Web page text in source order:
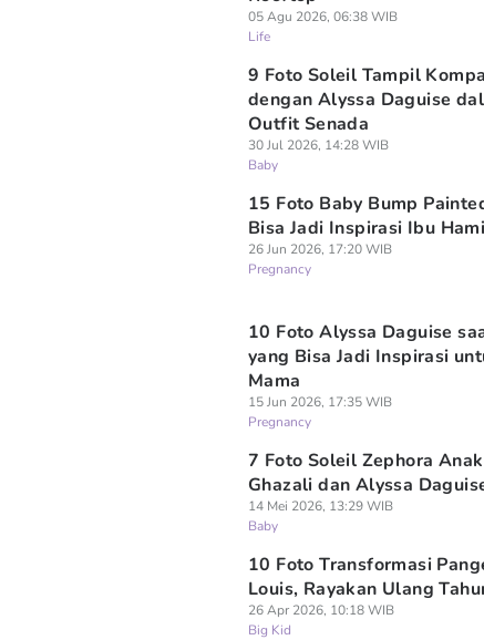
05 Agu 2026, 06:38 WIB
Life
9 Foto Soleil Tampil
dengan Alyssa Daguise
Outfit Senada
30 Jul 2026, 14:28 WIB
Baby
15 Foto Baby Bump
Bisa Jadi Inspirasi Ibu
26 Jun 2026, 17:20 WIB
Pregnancy
10 Foto Alyssa Daguise
yang Bisa Jadi Inspirasi
Mama
15 Jun 2026, 17:35 WIB
Pregnancy
7 Foto Soleil Zephora
Ghazali dan Alyssa
14 Mei 2026, 13:29 WIB
Baby
10 Foto Transformasi
Louis, Rayakan Ulang
26 Apr 2026, 10:18 WIB
Big Kid